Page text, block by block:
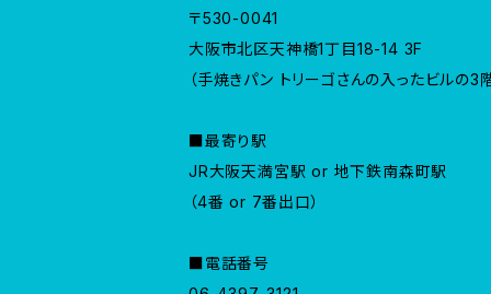
〒530-0041
大阪市北区天神橋1丁目18-14 3F
（手焼きパン トリーゴさんの入ったビルの3
■最寄り駅
JR大阪天満宮駅 or 地下鉄南森町駅
（4番 or 7番出口）
■電話番号